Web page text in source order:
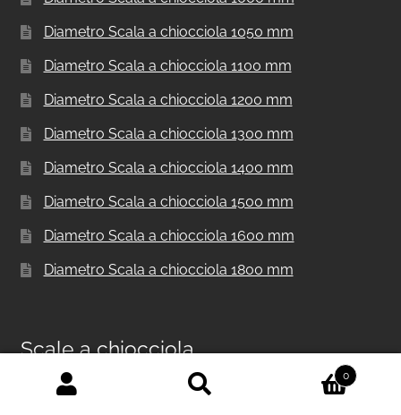
Diametro Scala a chiocciola 1050 mm
Diametro Scala a chiocciola 1100 mm
Diametro Scala a chiocciola 1200 mm
Diametro Scala a chiocciola 1300 mm
Diametro Scala a chiocciola 1400 mm
Diametro Scala a chiocciola 1500 mm
Diametro Scala a chiocciola 1600 mm
Diametro Scala a chiocciola 1800 mm
Scale a chiocciola
0